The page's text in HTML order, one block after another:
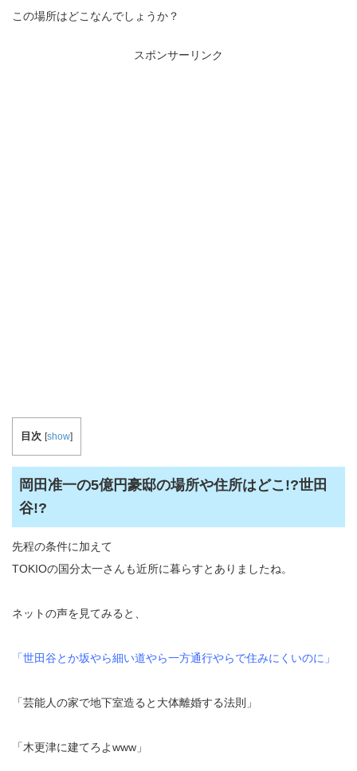
この場所はどこなんでしょうか？
スポンサーリンク
目次 [show]
岡田准一の5億円豪邸の場所や住所はどこ!?世田
谷!?
先程の条件に加えて
TOKIOの国分太一さんも近所に暮らすとありましたね。
ネットの声を見てみると、
「世田谷とか坂やら細い道やら一方通行やらで住みにくいのに」
「芸能人の家で地下室造ると大体離婚する法則」
「木更津に建てろよwww」